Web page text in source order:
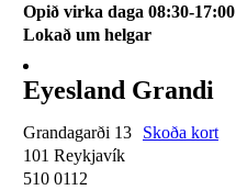
Opið virka daga 08:30-17:00
Lokað um helgar
Eyesland Grandi
Grandagarði 13
Skoða kort
101 Reykjavík
510 0112